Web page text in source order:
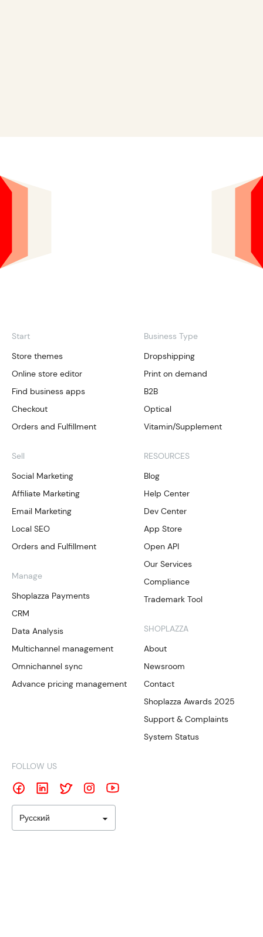
Start
Store themes
Online store editor
Find business apps
Checkout
Orders and Fulfillment
Sell
Social Marketing
Affiliate Marketing
Email Marketing
Local SEO
Orders and Fulfillment
Manage
Shoplazza Payments
CRM
Data Analysis
Multichannel management
Omnichannel sync
Advance pricing management
Business Type
Dropshipping
Print on demand
B2B
Optical
Vitamin/Supplement
RESOURCES
Blog
Help Center
Dev Center
App Store
Open API
Our Services
Compliance
Trademark Tool
SHOPLAZZA
About
Newsroom
Contact
Shoplazza Awards 2025
Support & Complaints
System Status
FOLLOW US
Русский